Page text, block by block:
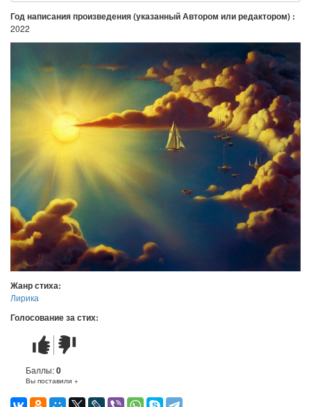
Год написания произведения (указанный Автором или редактором) :
2022
Жанр стиха:
Лирика
Голосование за стих:
Стих
понравился
Стих
не
понравился
Баллы:0
Вы поставили +